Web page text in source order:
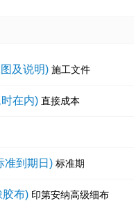
及说明) 施工文件
在内) 直接成本
准到期日) 标准期
胶布) 印第安纳高级细布